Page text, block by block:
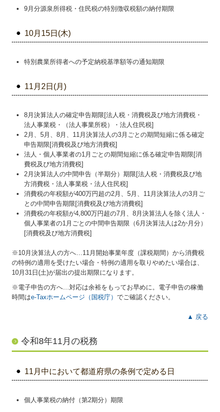
9月分源泉所得税・住民税の特別徴収税額の納付期限
10月15日(木)
特別農業所得者への予定納税基準額等の通知期限
11月2日(月)
8月決算法人の確定申告期限[法人税・消費税及び地方消費税・
法人事業税・（法人事業所税）・法人住民税]
2月、5月、8月、11月決算法人の3月ごとの期間短縮に係る確定
申告期限[消費税及び地方消費税]
法人・個人事業者の1月ごとの期間短縮に係る確定申告期限[消
費税及び地方消費税]
2月決算法人の中間申告（半期分）期限[法人税・消費税及び地
方消費税・法人事業税・法人住民税]
消費税の年税額が400万円超の2月、5月、11月決算法人の3月ご
との中間申告期限[消費税及び地方消費税]
消費税の年税額が4,800万円超の7月、8月決算法人を除く法人・
個人事業者の1月ごとの中間申告期限（6月決算法人は2か月分）
[消費税及び地方消費税]
※10月決算法人の方へ…11月開始事業年度（課税期間）から消費税
の特例の適用を受けたい場合・特例の適用を取りやめたい場合は、
10月31日(土)が届出の提出期限になります。
※電子申告の方へ…対応は余裕をもってお早めに。電子申告の稼働
時間はe-Taxホームページ（国税庁）でご確認ください。
▲ 戻る
令和8年11月の税務
11月中において都道府県の条例で定める日
個人事業税の納付（第2期分）期限